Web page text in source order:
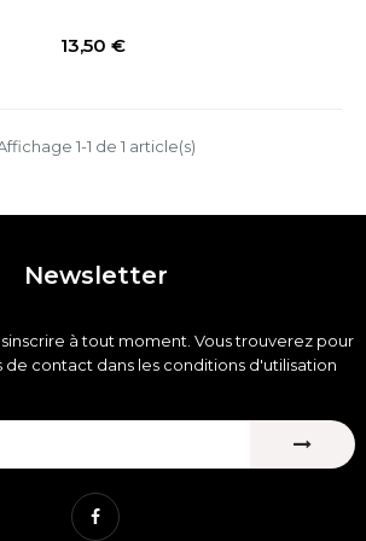
Prix
13,50 €
1-1 de 1 article(s)
Newsletter
à tout moment. Vous trouverez pour
de contact dans les conditions d'utilisation
Facebook